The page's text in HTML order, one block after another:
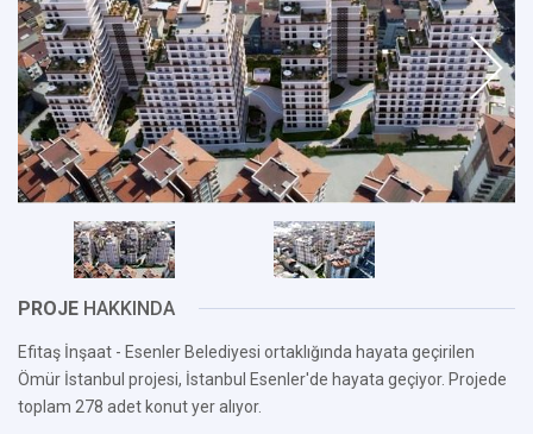
PROJE HAKKINDA
Efitaş İnşaat - Esenler Belediyesi ortaklığında hayata geçirilen
Ömür İstanbul projesi, İstanbul Esenler'de hayata geçiyor. Projede
toplam 278 adet konut yer alıyor.